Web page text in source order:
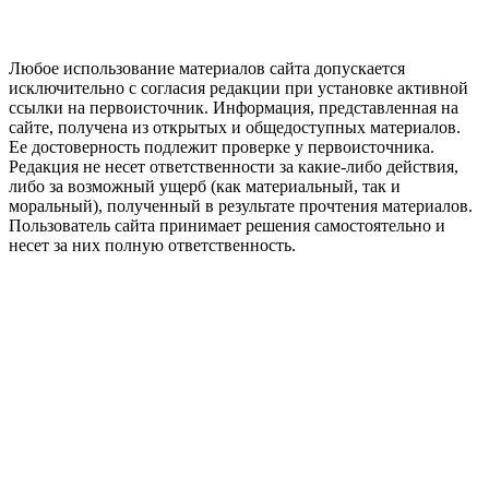
Любое использование материалов сайта допускается
исключительно с согласия редакции при установке активной
ссылки на первоисточник. Информация, представленная на
сайте, получена из открытых и общедоступных материалов.
Ее достоверность подлежит проверке у первоисточника.
Редакция не несет ответственности за какие-либо действия,
либо за возможный ущерб (как материальный, так и
моральный), полученный в результате прочтения материалов.
Пользователь сайта принимает решения самостоятельно и
несет за них полную ответственность.